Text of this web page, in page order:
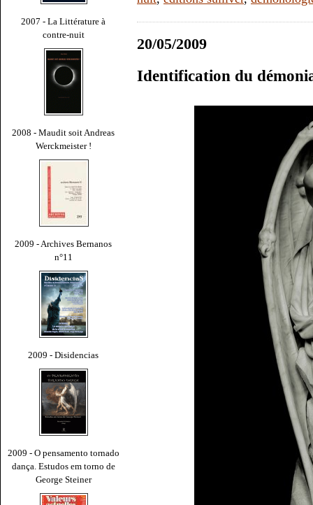
2007 - La Littérature à
contre-nuit
2008 - Maudit soit Andreas
Werckmeister !
2009 - Archives Bernanos
n°11
2009 - Disidencias
2009 - O pensamento tornado
dança. Estudos em torno de
George Steiner
20/05/2009
Identification du